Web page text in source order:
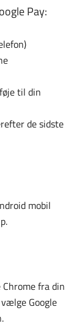
Pay:
til din
de sidste
mobil
fra din
Google